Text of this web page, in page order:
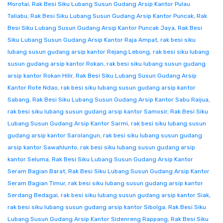
Morotai, Rak Besi Siku Lubang Susun Gudang Arsip Kantor Pulau
Taliabu, Rak Besi Siku Lubang Susun Gudang Arsip Kantor Puncak, Rak
Besi Siku Lubang Susun Gudang Arsip Kantor Puncak Jaya, Rak Besi
Siku Lubang Susun Gudang Arsip Kantor Raja Ampat, rak besi siku
lubang susun gudang arsip kantor Rejang Lebong, rak besi siku lubang
susun gudang arsip kantor Rokan, rak besi siku lubang susun gudang
arsip kantor Rokan Hilir, Rak Besi Siku Lubang Susun Gudang Arsip
Kantor Rote Ndao, rak besi siku lubang susun gudang arsip kantor
Sabang, Rak Besi Siku Lubang Susun Gudang Arsip Kantor Sabu Raijua,
rak besi siku lubang susun gudang arsip kantor Samosir, Rak Besi Siku
Lubang Susun Gudang Arsip Kantor Sarmi, rak besi siku lubang susun
gudang arsip kantor Sarolangun, rak besi siku lubang susun gudang
arsip kantor Sawahlunto, rak besi siku lubang susun gudang arsip
kantor Seluma, Rak Besi Siku Lubang Susun Gudang Arsip Kantor
Seram Bagian Barat, Rak Besi Siku Lubang Susun Gudang Arsip Kantor
Seram Bagian Timur, rak besi siku lubang susun gudang arsip kantor
Serdang Bedagai, rak besi siku lubang susun gudang arsip kantor Siak,
rak besi siku lubang susun gudang arsip kantor Sibolga, Rak Besi Siku
Lubang Susun Gudang Arsip Kantor Sidenreng Rappang, Rak Besi Siku